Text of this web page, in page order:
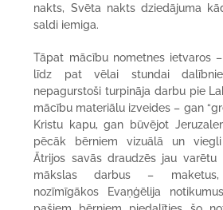
nakts, Svēta nakts dziedājuma
saldi iemiga.
Tāpat mācību nometnes ietvaros
līdz pat vēlai stundai
nepagurstoši turpināja darbu pie
mācību materiālu izveides – gan
Kristu kapu, gan būvējot
pēcāk bērniem vizuālā un
Ātrijos savās draudzēs jau varētu
mākslas darbus –
nozīmīgākos Evaņģēlija